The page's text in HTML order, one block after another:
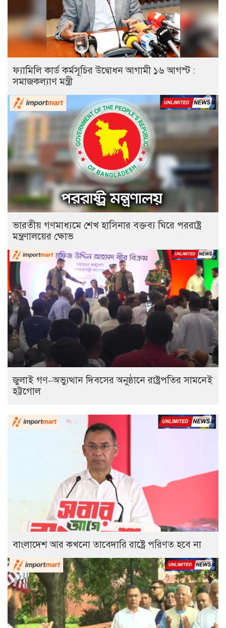
ফ্যামিলি কার্ড কর্মসূচির উদ্বোধন আগামী ১৬ আগস্ট :
সমাজকল্যাণ মন্ত্রী
ভারতীয় গণমাধ্যমে শেখ হাসিনার বক্তব্য ঘিরে পররাষ্ট্র
মন্ত্রণালয়ের ক্ষোভ
জুলাই গণ–অভ্যুত্থান দিবসের অনুষ্ঠানে রাষ্ট্রপতির সামনেই
হট্টগোল
বাংলাদেশ আর কখনো তাবেদারি রাষ্ট্রে পরিণত হবে না